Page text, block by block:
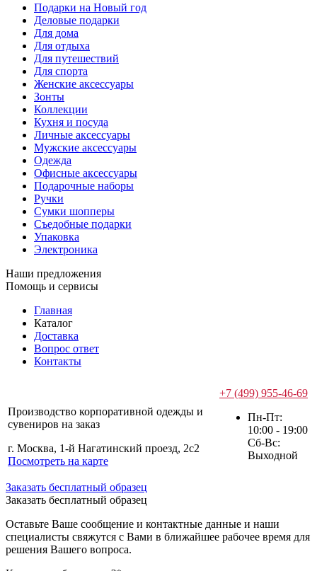
Подарки на Новый год
Деловые подарки
Для дома
Для отдыха
Для путешествий
Для спорта
Женские аксессуары
Зонты
Коллекции
Кухня и посуда
Личные аксессуары
Мужские аксессуары
Одежда
Офисные аксессуары
Подарочные наборы
Ручки
Сумки шопперы
Съедобные подарки
Упаковка
Электроника
Наши предложения
Помощь и сервисы
Главная
Каталог
Доставка
Вопрос ответ
Контакты
Производство корпоративной одежды и
сувениров на заказ
г. Москва, 1-й Нагатинский проезд, 2с2
Посмотреть на карте
+7 (499) 955-46-69
Пн-Пт:
10:00 - 19:00
Сб-Вс:
Выходной
Заказать бесплатный образец
Заказать бесплатный образец
Оставьте Ваше сообщение и контактные данные и наши
специалисты свяжутся с Вами в ближайшее рабочее время для
решения Вашего вопроса.